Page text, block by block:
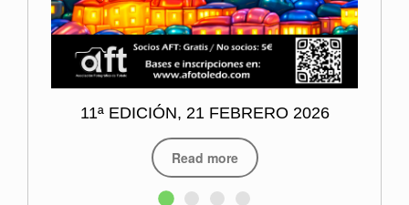
11ª EDICIÓN, 21 FEBRERO 2026
Read more